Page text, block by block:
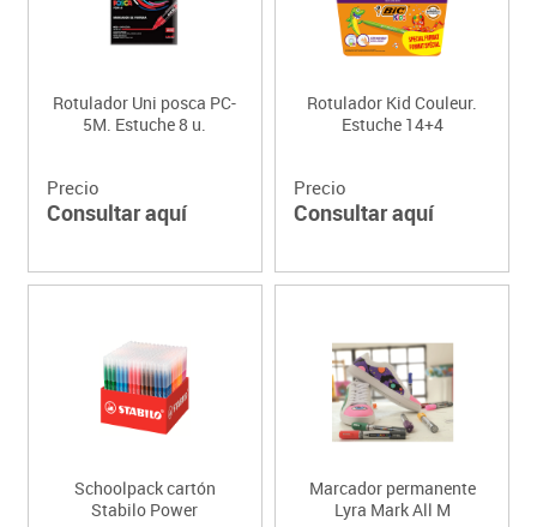
Rotulador Uni posca PC-
5M. Estuche 8 u.
Precio
Consultar aquí
Rotulador Kid Couleur.
Estuche 14+4
Precio
Consultar aquí
Schoolpack cartón
Stabilo Power
Marcador permanente
Lyra Mark All M